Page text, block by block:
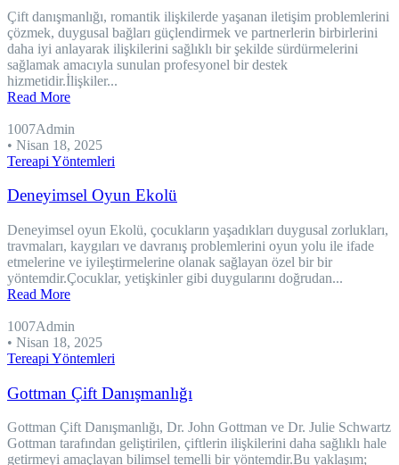
Çift danışmanlığı, romantik ilişkilerde yaşanan iletişim problemlerini
çözmek, duygusal bağları güçlendirmek ve partnerlerin birbirlerini
daha iyi anlayarak ilişkilerini sağlıklı bir şekilde sürdürmelerini
sağlamak amacıyla sunulan profesyonel bir destek
hizmetidir.İlişkiler...
Read More
1007Admin
• Nisan 18, 2025
Tereapi Yöntemleri
Deneyimsel Oyun Ekolü
Deneyimsel oyun Ekolü, çocukların yaşadıkları duygusal zorlukları,
travmaları, kaygıları ve davranış problemlerini oyun yolu ile ifade
etmelerine ve iyileştirmelerine olanak sağlayan özel bir bir
yöntemdir.Çocuklar, yetişkinler gibi duygularını doğrudan...
Read More
1007Admin
• Nisan 18, 2025
Tereapi Yöntemleri
Gottman Çift Danışmanlığı
Gottman Çift Danışmanlığı, Dr. John Gottman ve Dr. Julie Schwartz
Gottman tarafından geliştirilen, çiftlerin ilişkilerini daha sağlıklı hale
getirmeyi amaçlayan bilimsel temelli bir yöntemdir.Bu yaklaşım;